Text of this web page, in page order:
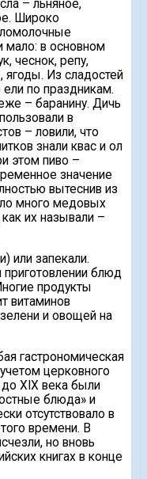
– льняное,
Широко
мало: в основном
чеснок, репу,
ягоды. Из сладостей
по праздникам.
– баранину. Дичь
в
– ловили, что
знали квас и ол
этом пиво –
значение
вытеснив из
много медовых
их называли –
или запекали.
блюд
продукты
витаминов
и овощей на
гастрономическая
церковного
до XIX века были
блюда» и
отсутствовало в
времени. В
но вновь
книгах в конце